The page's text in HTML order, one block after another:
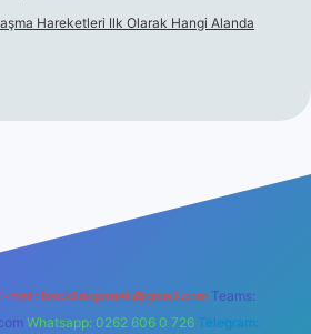
Hareketleri Ilk Olarak Hangi Alanda
mail: backlinkpaneli@gmail.com Teams:
Whatsapp: 0262 606 0 726 Telegram: